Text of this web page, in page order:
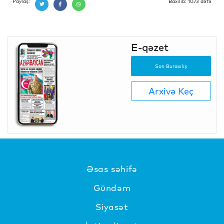
Paylaş: Baxılıb: 1073 dəfə
E-qəzet
Son Buraxılış
Arxivə Keç
Əsas səhifə
Gündəm
Siyasət